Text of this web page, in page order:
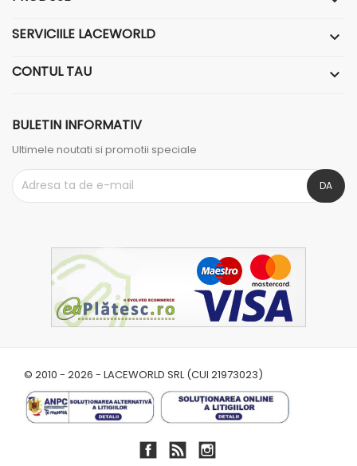
SERVICIILE LACEWORLD 
CONTUL TAU 
BULETIN INFORMATIV
Ultimele noutati si promotii speciale
© 2010 - 2026 - LACEWORLD SRL (CUI 21973023)
Facebook